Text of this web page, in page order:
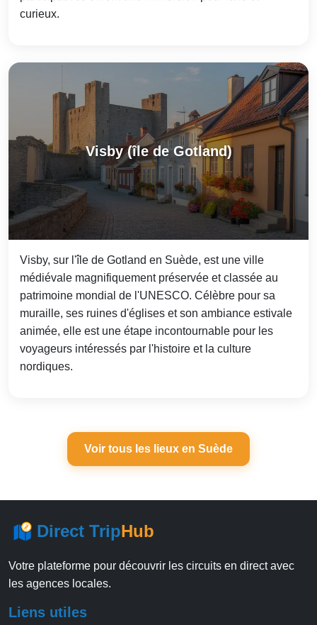
curieux.
Visby (île de Gotland)
Visby, sur l'île de Gotland en Suède, est une ville
médiévale magnifiquement préservée et classée au
patrimoine mondial de l'UNESCO. Célèbre pour sa
muraille, ses ruines d'églises et son ambiance estivale
animée, elle est une étape incontournable pour les
voyageurs intéressés par l'histoire et la culture
nordiques.
Voir tous les lieux en Suède
Direct TripHub
Votre plateforme pour découvrir les circuits en direct avec
les agences locales.
Liens utiles